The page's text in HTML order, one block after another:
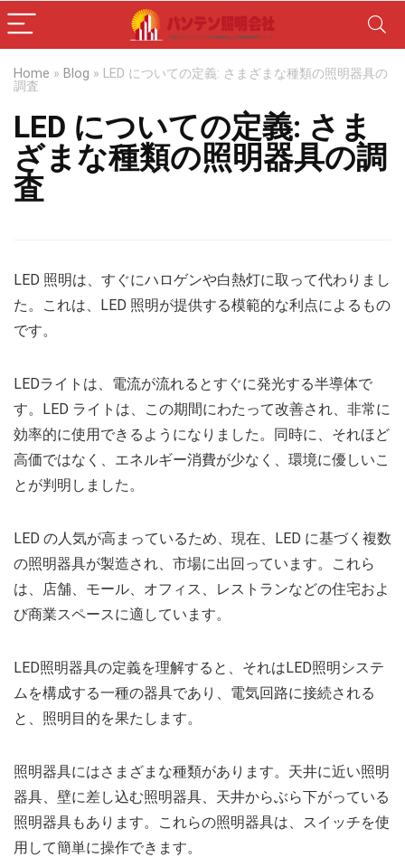
Home » Blog » LED についての定義: さまざまな種類の照明器具の
調査
LED についての定義: さま
ざまな種類の照明器具の調
査
LED 照明は、すぐにハロゲンや白熱灯に取って代わりまし
た。これは、LED 照明が提供する模範的な利点によるもの
です。
LEDライトは、電流が流れるとすぐに発光する半導体で
す。LED ライトは、この期間にわたって改善され、非常に
効率的に使用できるようになりました。同時に、それほど
高価ではなく、エネルギー消費が少なく、環境に優しいこ
とが判明しました。
LED の人気が高まっているため、現在、LED に基づく複数
の照明器具が製造され、市場に出回っています。これら
は、店舗、モール、オフィス、レストランなどの住宅およ
び商業スペースに適しています。
LED照明器具の定義を理解すると、それはLED照明システ
ムを構成する一種の器具であり、電気回路に接続される
と、照明目的を果たします。
照明器具にはさまざまな種類があります。天井に近い照明
器具、壁に差し込む照明器具、天井からぶら下がっている
照明器具もあります。これらの照明器具は、スイッチを使
用して簡単に操作できます。